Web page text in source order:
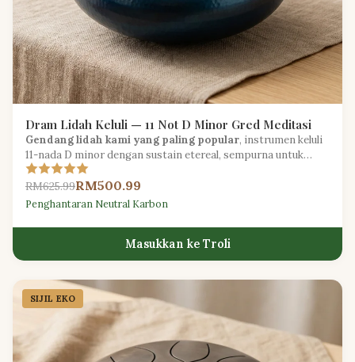
Dram Lidah Keluli — 11 Not D Minor Gred Meditasi
Gendang lidah kami yang paling popular, instrumen keluli
11-nada D minor dengan sustain etereal, sempurna untuk
meditasi, yoga, dan ekspresi kreatif.
RM625.99RM500.99
Penghantaran Neutral Karbon
Masukkan ke Troli
SIJIL EKO